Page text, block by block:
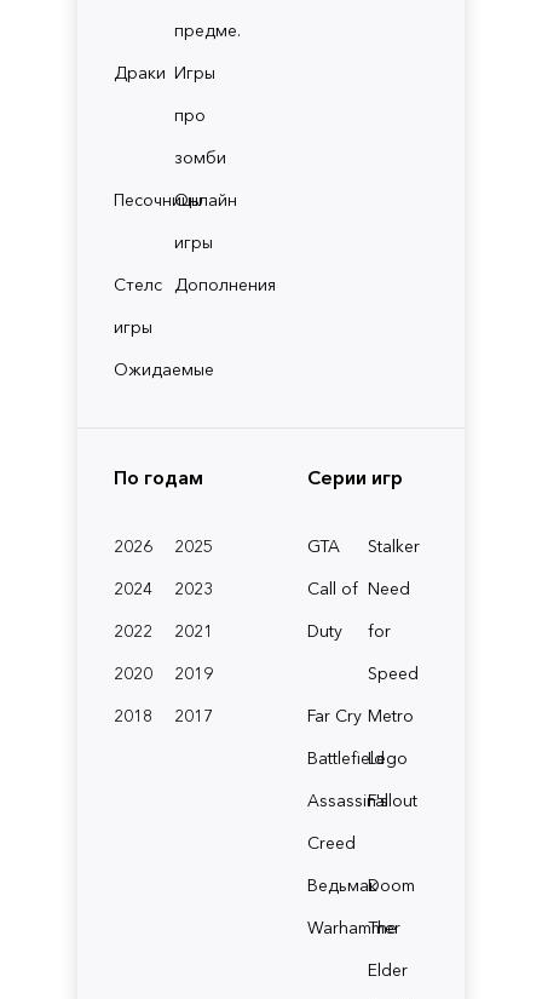
предме.
Драки Игры
про
зомби
ПесочницыОнлайн
игры
Стелс
игры
Дополнения
Ожидаемые
По годам
2026
2025
2024
2023
2022
2021
2020
2019
2018
2017
Серии игр
GTA
Stalker
Call of
Duty
Need
for
Speed
Far Cry Metro
BattlefieldLego
Assassin's
Creed
Fallout
ВедьмакDoom
Warhammer
The
Elder